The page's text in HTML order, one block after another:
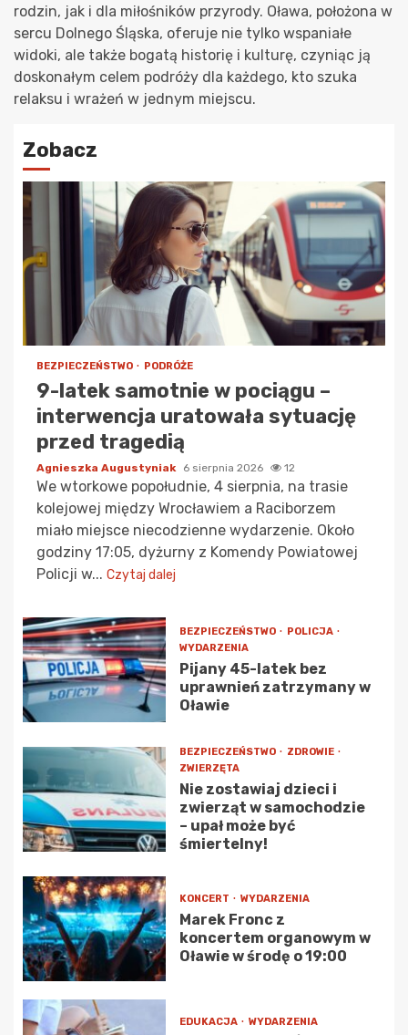
rodzin, jak i dla miłośników przyrody. Oława, położona w
sercu Dolnego Śląska, oferuje nie tylko wspaniałe
widoki, ale także bogatą historię i kulturę, czyniąc ją
doskonałym celem podróży dla każdego, kto szuka
relaksu i wrażeń w jednym miejscu.
Zobacz
BEZPIECZEŃSTWO PODRÓŻE
9-latek samotnie w pociągu –
interwencja uratowała sytuację
przed tragedią
Agnieszka Augustyniak 6 sierpnia 2026 12
We wtorkowe popołudnie, 4 sierpnia, na trasie
kolejowej między Wrocławiem a Raciborzem
miało miejsce niecodzienne wydarzenie. Około
godziny 17:05, dyżurny z Komendy Powiatowej
Policji w... Czytaj dalej
BEZPIECZEŃSTWO
POLICJA
WYDARZENIA
Pijany 45-latek bez
uprawnień zatrzymany w
Oławie
BEZPIECZEŃSTWO
ZDROWIE
ZWIERZĘTA
Nie zostawiaj dzieci i
zwierząt w samochodzie
– upał może być
śmiertelny!
KONCERT WYDARZENIA
Marek Fronc z
koncertem organowym w
Oławie w środę o 19:00
EDUKACJA WYDARZENIA